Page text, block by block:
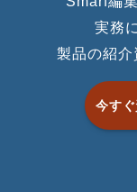
実務
製品の紹介
今す